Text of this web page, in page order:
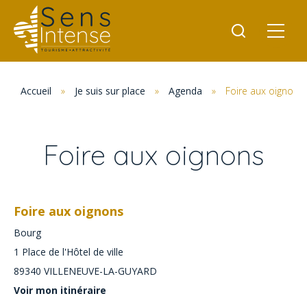
Accueil » Je suis sur place » Agenda » Foire aux oignons
Foire aux oignons
Foire aux oignons
Bourg
1 Place de l'Hôtel de ville
89340 VILLENEUVE-LA-GUYARD
Voir mon itinéraire